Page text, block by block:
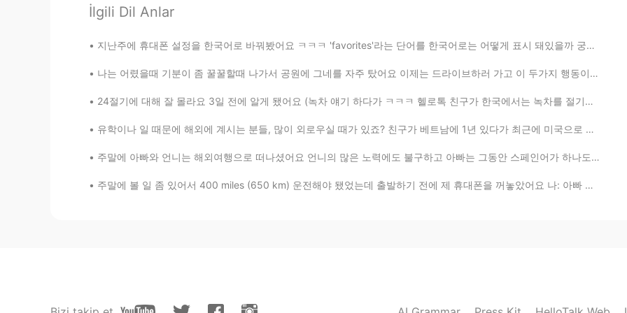
아하 아빠 언니는 해외로 떠나고 엄마는 나보다 집에 늦게 들어오고 하니까 요즘 또 나 혼자
https://youtu.be/XfdMHZmyltM
강아지가 인간의 친구인 이유 ㅣ 20대 암환자의 암 극복기 - YouTube
İlgili Dil Anlar
지난주에 휴대폰 설정을 한국어로 바꿔봤어요 ㅋㅋㅋ 'favorites'라는 단어를 한국어로는 어떻게 표시 돼있을까 궁금했었거든요 '좋아요'나 '북마크' 같은 단어를 쓰지 않을...
나는 어렸을때 기분이 좀 꿀꿀할때 나가서 공원에 그네를 자주 탔어요 이제는 드라이브하러 가고 이 두가지 행동이 아무런 관계가 없다고 생각했는데 요새 다시 그네를 찾아가는 내...
24절기에 대해 잘 몰라요 3일 전에 알게 됐어요 (녹차 얘기 하다가 ㅋㅋㅋ 헬로톡 친구가 한국에서는 녹차를 절기별로 분류한다고 해서요) 요즘 계절에 대한 글을 종종 올리고 ...
유학이나 일 때문에 해외에 계시는 분들, 많이 외로우실 때가 있죠? 친구가 베트남에 1년 있다가 최근에 미국으로 돌아왔는데 이런 주제의 대화를 나눴어요 해외에 혼자 생활하면서...
주말에 아빠와 언니는 해외여행으로 떠나셨어요 언니의 많은 노력에도 불구하고 아빠는 그동안 스페인어가 하나도 늘진 않아서 조금 걱정이 되지만 언니가 있어서 괜찮을 거 같아요 ...
주말에 볼 일 좀 있어서 400 miles (650 km) 운전해야 됐었는데 출발하기 전에 제 휴대폰을 꺼놓았어요 나: 아빠 내 폰 어딨어? 아빠: 여깄어. 왜? 나: 내가...